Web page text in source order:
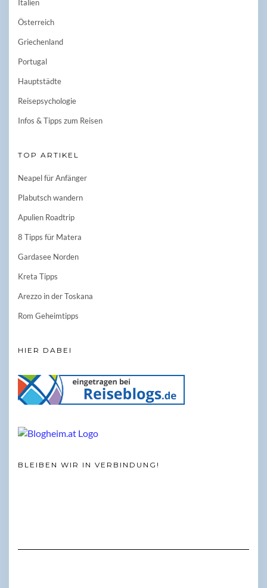
Italien
Österreich
Griechenland
Portugal
Hauptstädte
Reisepsychologie
Infos & Tipps zum Reisen
TOP ARTIKEL
Neapel für Anfänger
Plabutsch wandern
Apulien Roadtrip
8 Tipps für Matera
Gardasee Norden
Kreta Tipps
Arezzo in der Toskana
Rom Geheimtipps
HIER DABEI
BLEIBEN WIR IN VERBINDUNG!